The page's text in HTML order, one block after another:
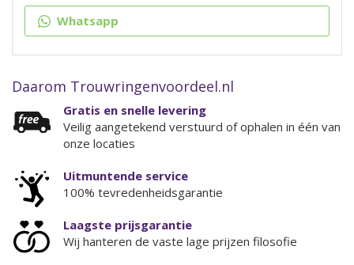
Whatsapp
Daarom Trouwringenvoordeel.nl
Gratis en snelle levering
Veilig aangetekend verstuurd of ophalen in één van
onze locaties
Uitmuntende service
100% tevredenheidsgarantie
Laagste prijsgarantie
Wij hanteren de vaste lage prijzen filosofie